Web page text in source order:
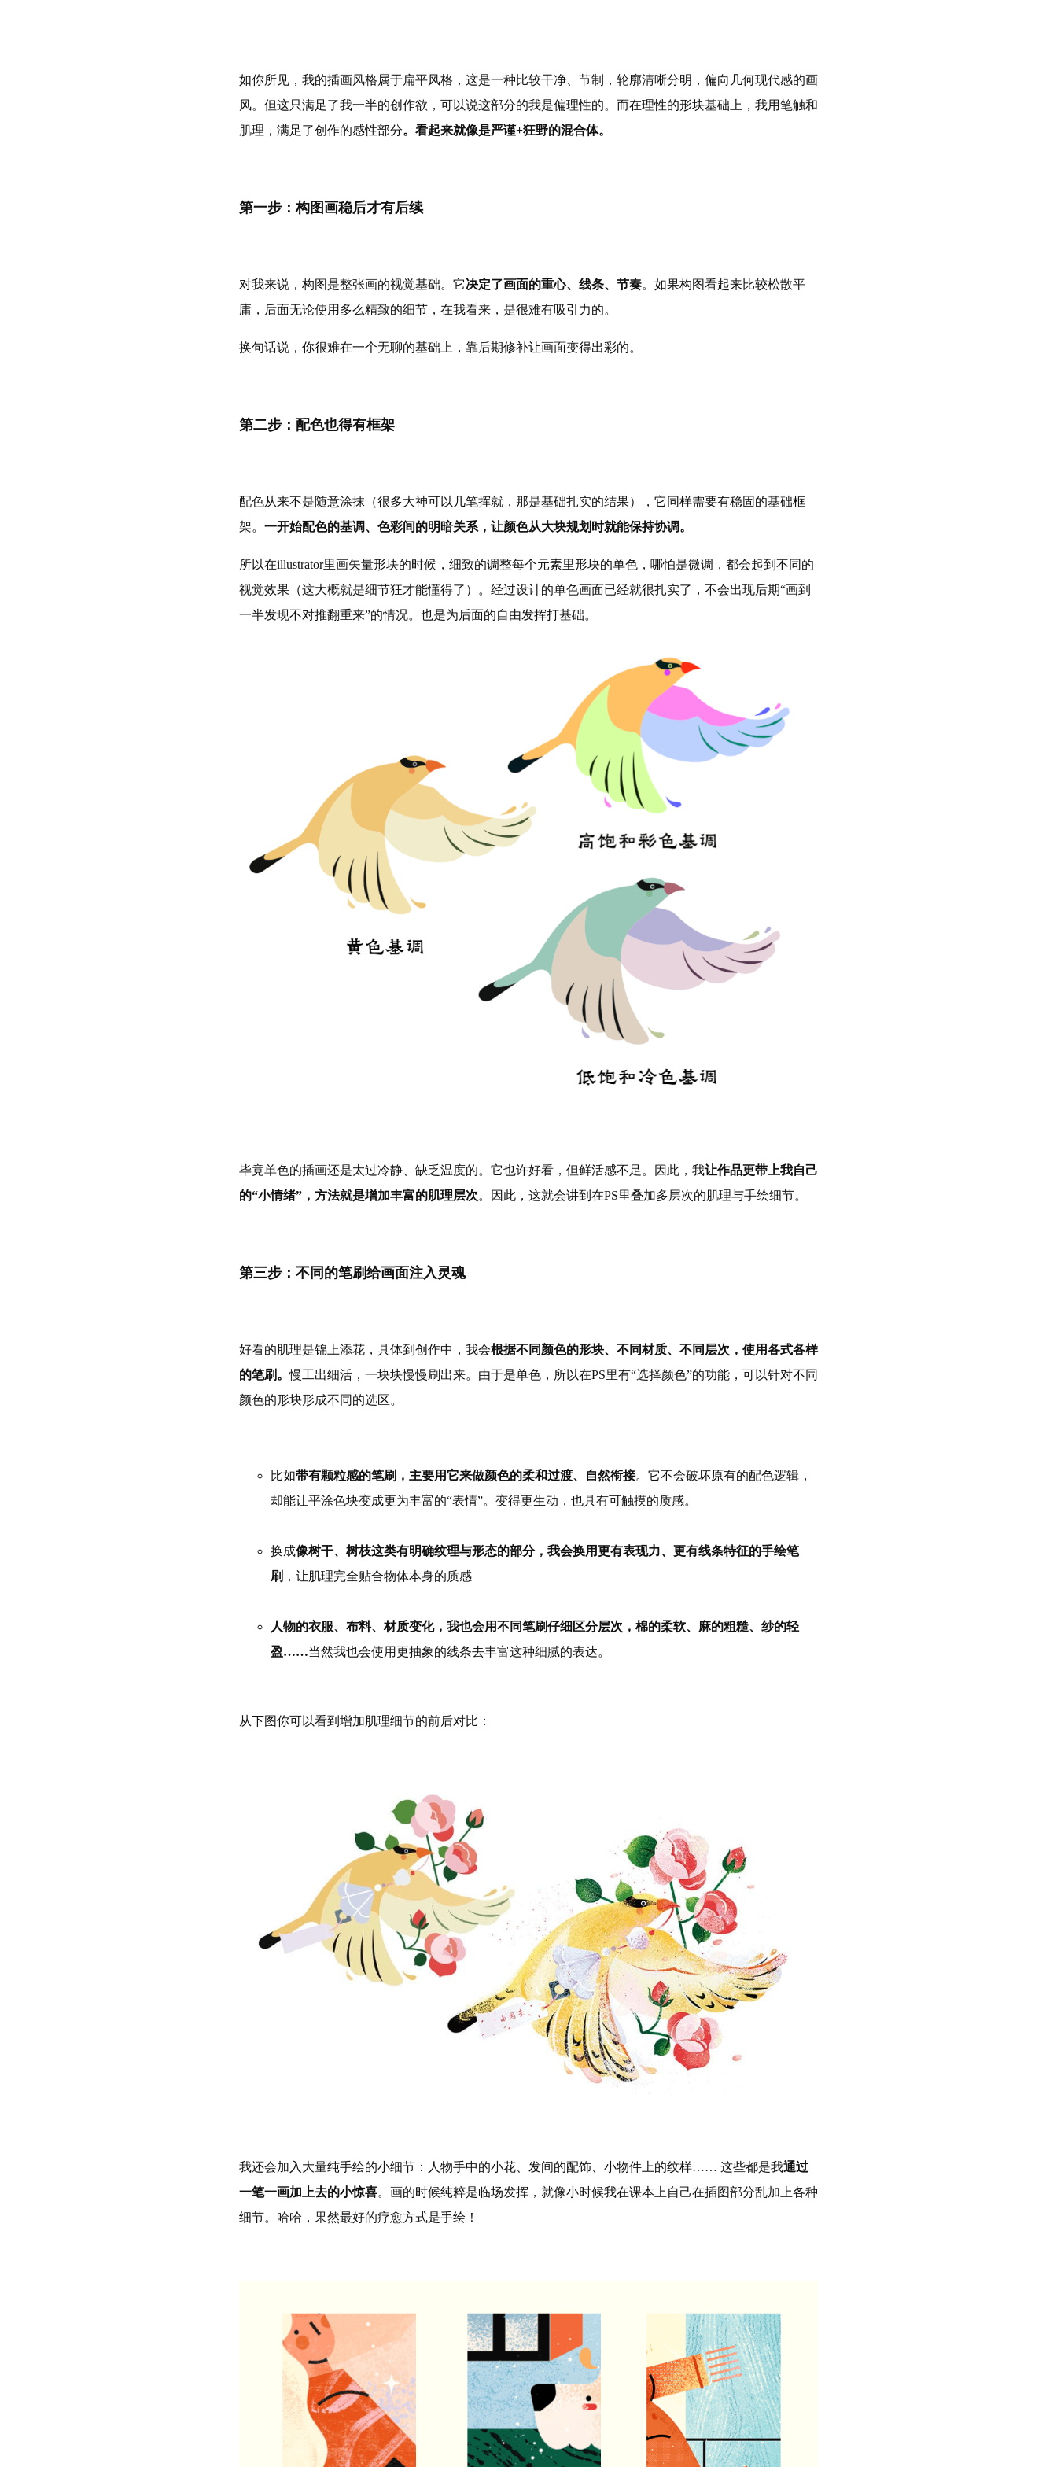
如你所见，我的插画风格属于扁平风格，这是一种比较干净、节制，轮廓清晰分明，偏向几何现代感的画
风。但这只满足了我一半的创作欲，可以说这部分的我是偏理性的。而在理性的形块基础上，我用笔触和
肌理，满足了创作的感性部分。看起来就像是严谨+狂野的混合体。
第一步：构图画稳后才有后续
对我来说，构图是整张画的视觉基础。它决定了画面的重心、线条、节奏。如果构图看起来比较松散平
庸，后面无论使用多么精致的细节，在我看来，是很难有吸引力的。
换句话说，你很难在一个无聊的基础上，靠后期修补让画面变得出彩的。
第二步：配色也得有框架
配色从来不是随意涂抹（很多大神可以几笔挥就，那是基础扎实的结果），它同样需要有稳固的基础框
架。 一开始配色的基调、色彩间的明暗关系，让颜色从大块规划时就能保持协调。
所以在illustrator里画矢量形块的时候，细致的调整每个元素里形块的单色，哪怕是微调，都会起到不同的
视觉效果（这大概就是细节狂才能懂得了）。经过设计的单色画面已经就很扎实了，不会出现后期“画到
一半发现不对推翻重来”的情况。也是为后面的自由发挥打基础。
毕竟单色的插画还是太过冷静、缺乏温度的。它也许好看，但鲜活感不足。因此，我让作品更带上我自己
的“小情绪”，方法就是增加丰富的肌理层次。因此，这就会讲到在PS里叠加多层次的肌理与手绘细节。
第三步：不同的笔刷给画面注入灵魂
好看的肌理是锦上添花，具体到创作中，我会根据不同颜色的形块、不同材质、不同层次，使用各式各样
的笔刷。慢工出细活，一块块慢慢刷出来。由于是单色，所以在PS里有“选择颜色”的功能，可以针对不同
颜色的形块形成不同的选区。
比如带有颗粒感的笔刷，主要用它来做颜色的柔和过渡、自然衔接。它不会破坏原有的配色逻辑，
却能让平涂色块变成更为丰富的“表情”。变得更生动，也具有可触摸的质感。
换成像树干、树枝这类有明确纹理与形态的部分，我会换用更有表现力、更有线条特征的手绘笔
刷 ，让肌理完全贴合物体本身的质感
人物的衣服、布料、材质变化，我也会用不同笔刷仔细区分层次，棉的柔软、麻的粗糙、纱的轻
盈……当然我也会使用更抽象的线条去丰富这种细腻的表达。
从下图你可以看到增加肌理细节的前后对比：
我还会加入大量纯手绘的小细节：人物手中的小花、发间的配饰、小物件上的纹样…… 这些都是我通过
一笔一画加上去的小惊喜。画的时候纯粹是临场发挥，就像小时候我在课本上自己在插图部分乱加上各种
细节。哈哈，果然最好的疗愈方式是手绘！